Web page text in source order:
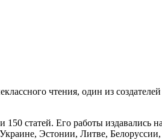
чтения, один из
статей. Его работы издавались
Эстонии, Литве, Белоруссии,